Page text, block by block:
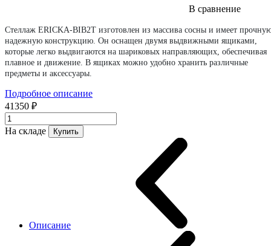
В сравнение
Стеллаж ERICKA-BIB2T изготовлен из массива сосны и имеет
надежную конструкцию. Он оснащен двумя выдвижными ящиками,
которые легко выдвигаются на шариковых направляющих, обеспечивая
плавное и движение. В ящиках можно удобно хранить различные
предметы и аксессуары.
Подробное описание
41350 ₽
На складе Купить
Описание